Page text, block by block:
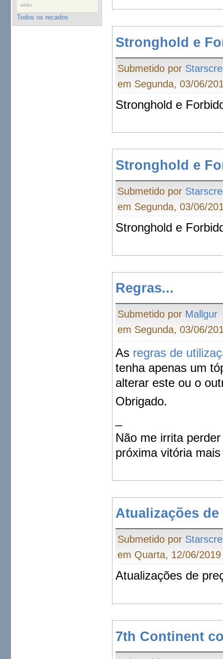
atrás
Todos os recados
Stronghold e
Submetido por
em Segunda, 03/06/
Stronghold e
Stronghold e
Submetido por
em Segunda, 03/06/
Stronghold e
Regras...
Submetido por Mallgur
em Segunda, 03/06/
As regras de
tenha apenas um
alterar este ou o
Obrigado.
Não me irrita
próxima vitória
Atualizações de
Submetido por
em Quarta, 12/06/
Atualizações de
7th Continent